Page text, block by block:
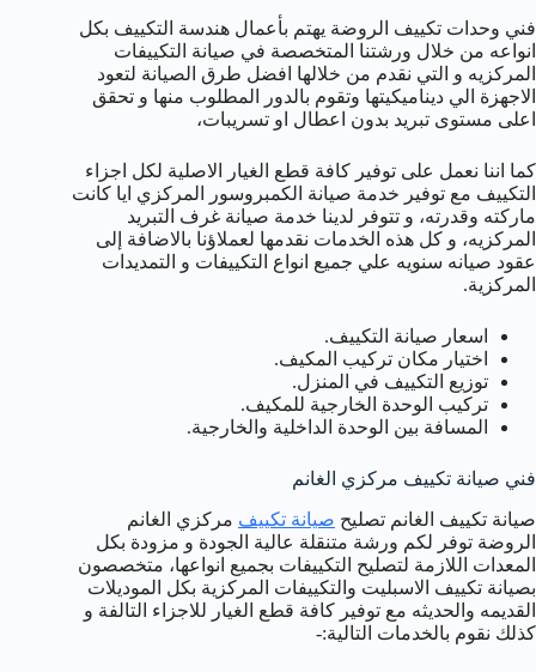
فني وحدات تكييف الروضة يهتم بأعمال هندسة التكييف بكل
انواعه من خلال ورشتنا المتخصصة في صيانة التكييفات
المركزيه و التي نقدم من خلالها افضل طرق الصيانة لتعود
الاجهزة الي ديناميكيتها وتقوم بالدور المطلوب منها و تحقق
اعلى مستوى تبريد بدون اعطال او تسريبات،
كما اننا نعمل على توفير كافة قطع الغيار الاصلية لكل اجزاء
التكييف مع توفير خدمة صيانة الكمبروسور المركزي ايا كانت
ماركته وقدرته، و تتوفر لدينا خدمة صيانة غرف التبريد
المركزيه، و كل هذه الخدمات نقدمها لعملاؤنا بالاضافة إلى
عقود صيانه سنويه علي جميع انواع التكييفات و التمديدات
المركزية.
اسعار صيانة التكييف.
اختيار مكان تركيب المكيف.
توزيع التكييف في المنزل.
تركيب الوحدة الخارجية للمكيف.
المسافة بين الوحدة الداخلية والخارجية.
فني صيانة تكييف مركزي الغانم
صيانة تكييف الغانم تصليح صيانة تكييف مركزي الغانم
الروضة توفر لكم ورشة متنقلة عالية الجودة و مزودة بكل
المعدات اللازمة لتصليح التكييفات بجميع انواعها، متخصصون
بصيانة تكييف الاسبليت والتكييفات المركزية بكل الموديلات
القديمه والحديثه مع توفير كافة قطع الغيار للاجزاء التالفة و
كذلك نقوم بالخدمات التالية:-